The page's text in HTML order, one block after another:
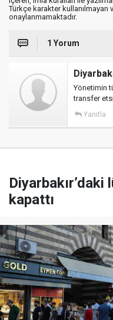
Türkçe karakter kullanılmayan
onaylanmamaktadır.
1 Yorum
Yönetimin
transfer
Yanıtla
kapattı